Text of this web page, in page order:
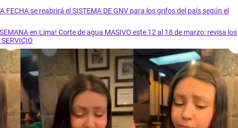
FECHA se reabrirá el SISTEMA DE GNV para los grifos del país según el
en Lima! Corte de agua MASIVO este 12 al 18 de marzo: revisa los